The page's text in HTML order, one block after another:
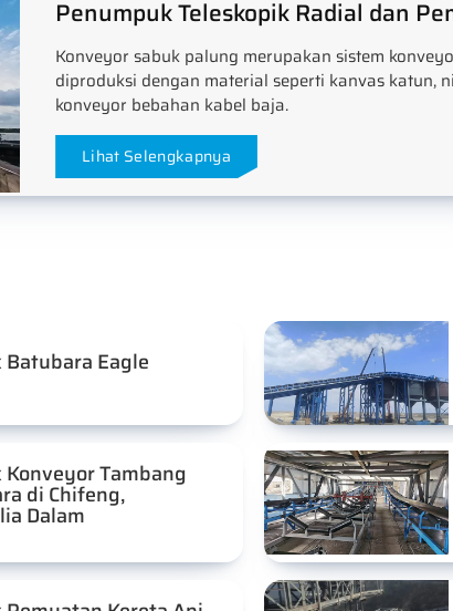
Penumpuk Teleskopik Radial dan
Konveyor sabuk palung merupakan sistem
diproduksi dengan material seperti kanvas katun,
konveyor bebahan kabel baja.
Lihat Selengkapnya
Eagle
Tambang
di Chifeng,
Dalam